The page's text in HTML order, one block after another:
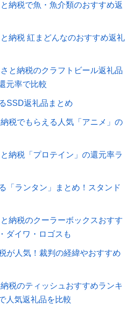
納税で魚・魚介類のおすすめ返
納税 紅まどんなのおすすめ返礼
と納税のクラフトビール返礼品
元率で比較
SSD返礼品まとめ
税でもらえる人気「アニメ」の
納税「プロテイン」の還元率ラ
「ランタン」まとめ！スタンド
納税のクーラーボックスおすす
ダイワ・ロゴスも
が人気！裁判の経緯やおすすめ
税のティッシュおすすめランキ
人気返礼品を比較